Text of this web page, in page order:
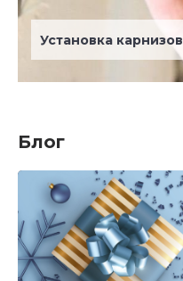
Установка карнизов
Блог